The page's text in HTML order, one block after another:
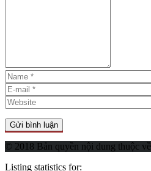
© 2018 Bản quyền nội dung thuộc về
Listing statistics for: